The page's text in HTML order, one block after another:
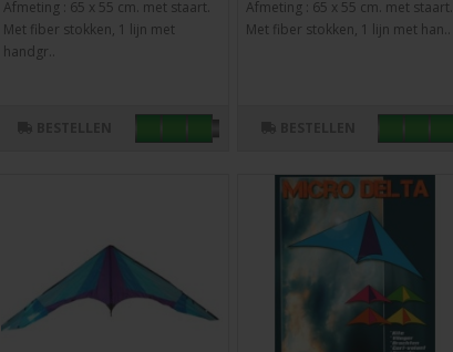
Afmeting : 65 x 55 cm. met staart.
Met fiber stokken, 1 lijn met
handgr..
Afmeting : 65 x 55 cm. met staart.
Met fiber stokken, 1 lijn met han..